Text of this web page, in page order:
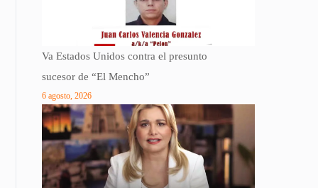
Va Estados Unidos contra el presunto
sucesor de “El Mencho”
6 agosto, 2026